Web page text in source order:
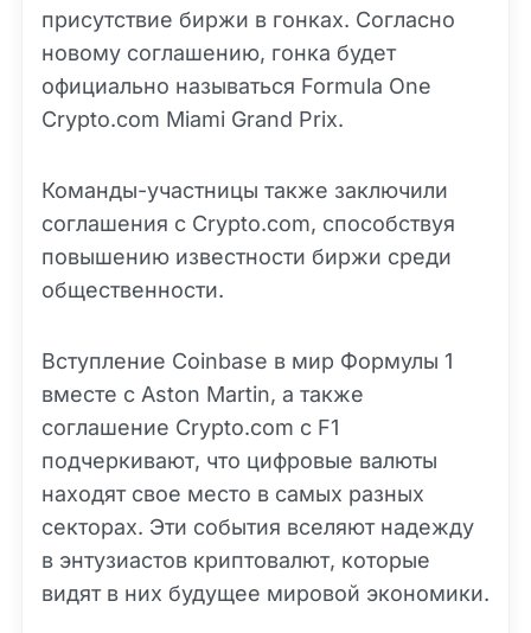
присутствие биржи в гонках. Согласно
новому соглашению, гонка будет
официально называться Formula One
Crypto.com Miami Grand Prix.
Команды-участницы также заключили
соглашения с Crypto.com, способствуя
повышению известности биржи среди
общественности.
Вступление Coinbase в мир Формулы 1
вместе с Aston Martin, а также
соглашение Crypto.com с F1
подчеркивают, что цифровые валюты
находят свое место в самых разных
секторах. Эти события вселяют надежду
в энтузиастов криптовалют, которые
видят в них будущее мировой экономики.